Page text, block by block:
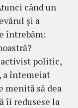
când un
și a
întrebăm:
activist politic,
a întemeiat
menită să dea
îi redusese la